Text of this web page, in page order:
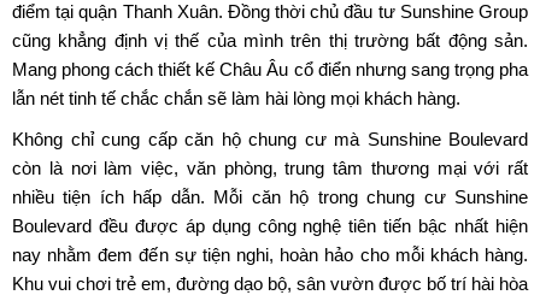
điểm tại quận Thanh Xuân. Đồng thời chủ đầu tư Sunshine Group
cũng khẳng định vị thế của mình trên thị trường bất động sản.
Mang phong cách thiết kế Châu Âu cổ điển nhưng sang trọng pha
lẫn nét tinh tế chắc chắn sẽ làm hài lòng mọi khách hàng.
Không chỉ cung cấp căn hộ chung cư mà Sunshine Boulevard
còn là nơi làm việc, văn phòng, trung tâm thương mại với rất
nhiều tiện ích hấp dẫn. Mỗi căn hộ trong chung cư Sunshine
Boulevard đều được áp dụng công nghệ tiên tiến bậc nhất hiện
nay nhằm đem đến sự tiện nghi, hoàn hảo cho mỗi khách hàng.
Khu vui chơi trẻ em, đường dạo bộ, sân vườn được bố trí hài hòa